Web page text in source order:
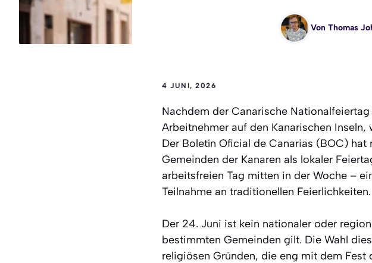
Von Thomas
4 JUNI, 2026
Nachdem der Canarische
Arbeitnehmer auf den Kanarischen
Der Boletín Oficial de Canarias (BOC)
Gemeinden der Kanaren als lokaler
arbeitsfreien Tag mitten in der Woche –
Teilnahme an traditionellen Feierlichkeiten.
Der 24. Juni ist kein nationaler oder
bestimmten Gemeinden gilt. Die Wahl
religiösen Gründen, die eng mit dem Fest